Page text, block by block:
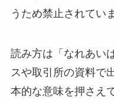
うため禁止されてい
読み方は「なれあい
スや取引所の資料で
本的な意味を押さえ